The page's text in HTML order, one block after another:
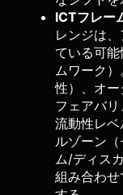
ICTフレー
レンジは
ている可
ムワーク
性）、オー
フェアバリ
流動性レ
ルゾーン
ム/ディス
組み合わ